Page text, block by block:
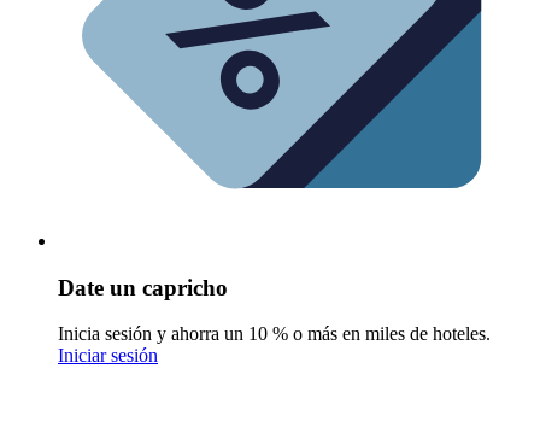
Date un capricho
Inicia sesión y ahorra un 10 % o más en miles de hoteles.
Iniciar sesión